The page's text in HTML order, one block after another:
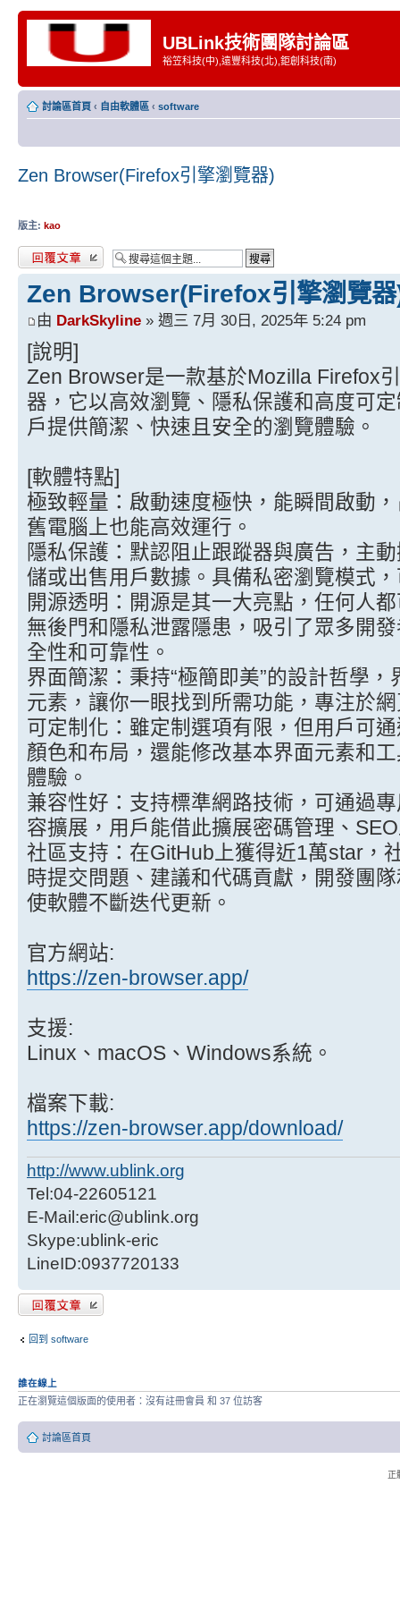
UBLink技術團隊討論區
裕笠科技(中),遠豐科技(北),鉅創科技(南)
討論區首頁 ‹ 自由軟體區 ‹ software
Zen Browser(Firefox引擎瀏覽器)
版主: kao
發表回覆
Zen Browser(Firefox引擎瀏覽
由 DarkSkyline » 週三 7月 30日, 2025年 5:24 pm
[說明]
Zen Browser是一款基於Mozilla Firefox
器，它以高效瀏覽、隱私保護和高度可
戶提供簡潔、快速且安全的瀏覽體驗。
[軟體特點]
極致輕量：啟動速度極快，能瞬間啟動
舊電腦上也能高效運行。
隱私保護：默認阻止跟蹤器與廣告，主
儲或出售用戶數據。具備私密瀏覽模式
開源透明：開源是其一大亮點，任何人
無後門和隱私泄露隱患，吸引了眾多開
全性和可靠性。
界面簡潔：秉持“極簡即美”的設計哲學
元素，讓你一眼找到所需功能，專注於
可定制化：雖定制選項有限，但用戶可
顏色和布局，還能修改基本界面元素和
體驗。
兼容性好：支持標準網路技術，可通過
容擴展，用戶能借此擴展密碼管理、
社區支持：在GitHub上獲得近1萬star，
時提交問題、建議和代碼貢獻，開發團
使軟體不斷迭代更新。
官方網站:
https://zen-browser.app/
支援:
Linux、macOS、Windows系統。
檔案下載:
https://zen-browser.app/download/
http://www.ublink.org
Tel:04-22605121
E-Mail:eric@ublink.org
Skype:ublink-eric
LineID:0937720133
發表回覆
回到 software
誰在線上
正在瀏覽這個版面的使用者：沒有註冊會員 和 37 位訪客
討論區首頁
正